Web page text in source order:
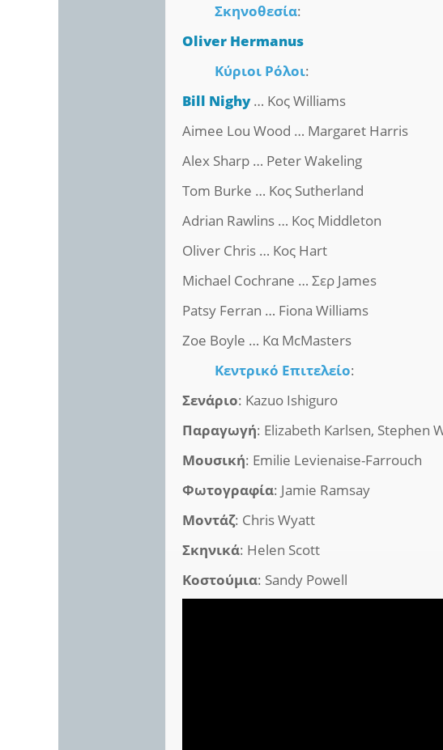
Σκηνοθεσία:
Oliver Hermanus
Κύριοι Ρόλοι:
Bill Nighy… Κος Williams
Aimee Lou Wood … Margaret Harris
Alex Sharp … Peter Wakeling
Tom Burke … Κος Sutherland
Adrian Rawlins … Κος Middleton
Oliver Chris … Κος Hart
Michael Cochrane … Σερ James
Patsy Ferran … Fiona Williams
Zoe Boyle … Κα McMasters
Κεντρικό Επιτελείο:
Σενάριο: Kazuo Ishiguro
Παραγωγή: Elizabeth Karlsen, Stephen
Μουσική: Emilie Levienaise-Farrouch
Φωτογραφία: Jamie Ramsay
Μοντάζ: Chris Wyatt
Σκηνικά: Helen Scott
Κοστούμια: Sandy Powell